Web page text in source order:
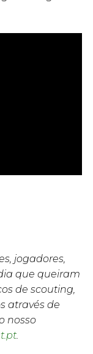
jogadores,
que queiram
de scouting,
através de
nosso
.